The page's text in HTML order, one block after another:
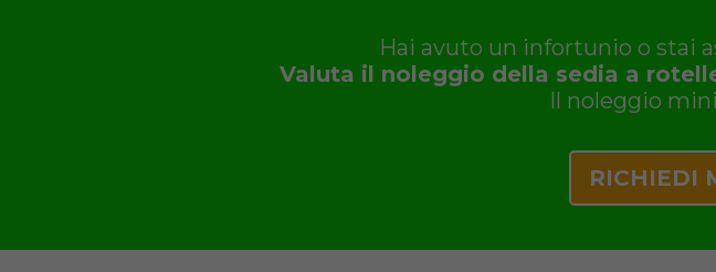
Hai avuto un infortunio o stai
Valuta il noleggio della sedia a
Il noleggio
RICHIEDI